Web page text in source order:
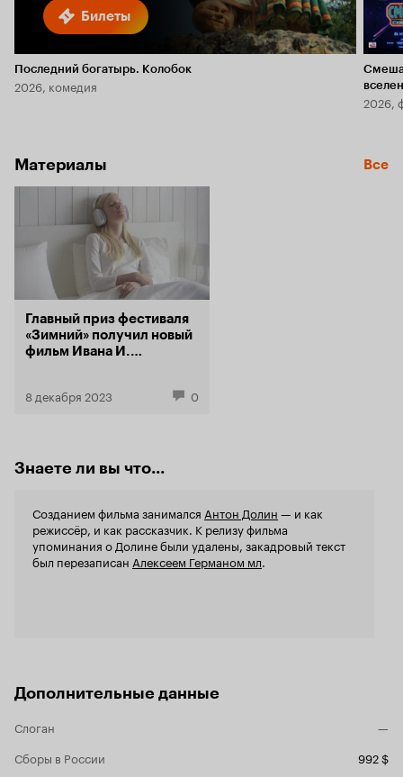
Билеты
Последний богатырь. Колобок
2026, комедия
2026,
Материалы Все
Главный приз фестиваля
«Зимний» получил новый
фильм Ивана И.
Цыганова
8 декабря 2023 0
Знаете ли вы что...
Созданием фильма занимался Антон Долин — и как
режиссёр, и как рассказчик. К релизу фильма
упоминания о Долине были удалены, закадровый текст
был перезаписан Алексеем Германом мл
Дополнительные данные
Слоган
—
Сборы в России
992 $